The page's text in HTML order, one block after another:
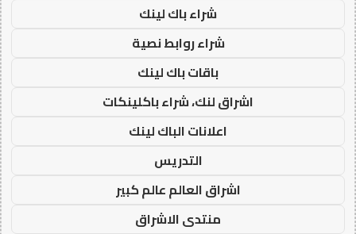
شراء باك لينك
شراء روابط نصية
باقات باك لينك
اشراق لنك، شراء باكلينكات
اعلانات الباك لينك
التدريس
اشراق العالم عالم كبير
منتدى الاشراق